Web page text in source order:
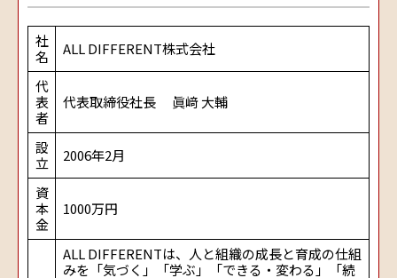
社
名
ALL DIFFERENT株式会社
代
表
者
代表取締役社長 眞﨑 大輔
設
立
2006年2月
資
本
金
1000万円
ALL DIFFERENTは、人と組織の成長と育成の仕組
みを「気づく」「学ぶ」「できる・変わる」「続